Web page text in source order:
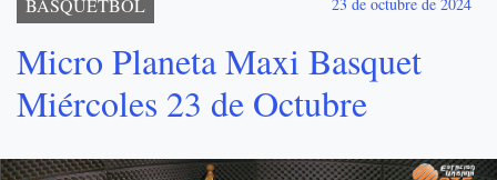
BASQUETBOL
Micro Planeta Maxi Basquet
Miércoles 23 de Octubre